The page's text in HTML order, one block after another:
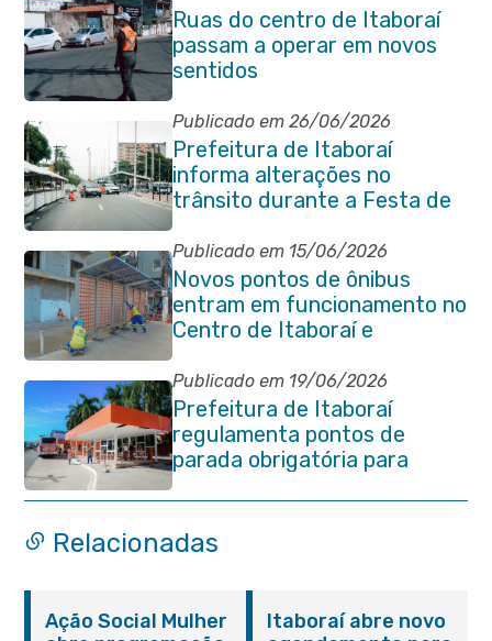
Ruas do centro de Itaboraí
passam a operar em novos
sentidos
Publicado em 26/06/2026
Prefeitura de Itaboraí
informa alterações no
trânsito durante a Festa de
São Pedro Apóstolo
Publicado em 15/06/2026
Novos pontos de ônibus
entram em funcionamento no
Centro de Itaboraí e
garantem mais conforto à
população
Publicado em 19/06/2026
Prefeitura de Itaboraí
regulamenta pontos de
parada obrigatória para
transporte coletivo na
Avenida 22 de Maio
Relacionadas
Ação Social Mulher
Itaboraí abre novo